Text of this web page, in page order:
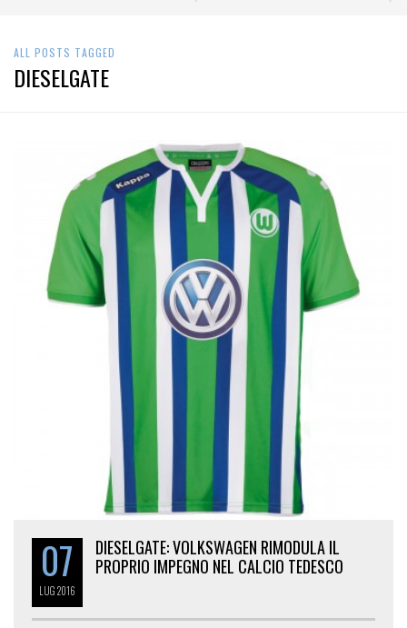
ALL POSTS TAGGED
DIESELGATE
07
LUG2016
DIESELGATE: VOLKSWAGEN RIMODULA IL
PROPRIO IMPEGNO NEL CALCIO TEDESCO